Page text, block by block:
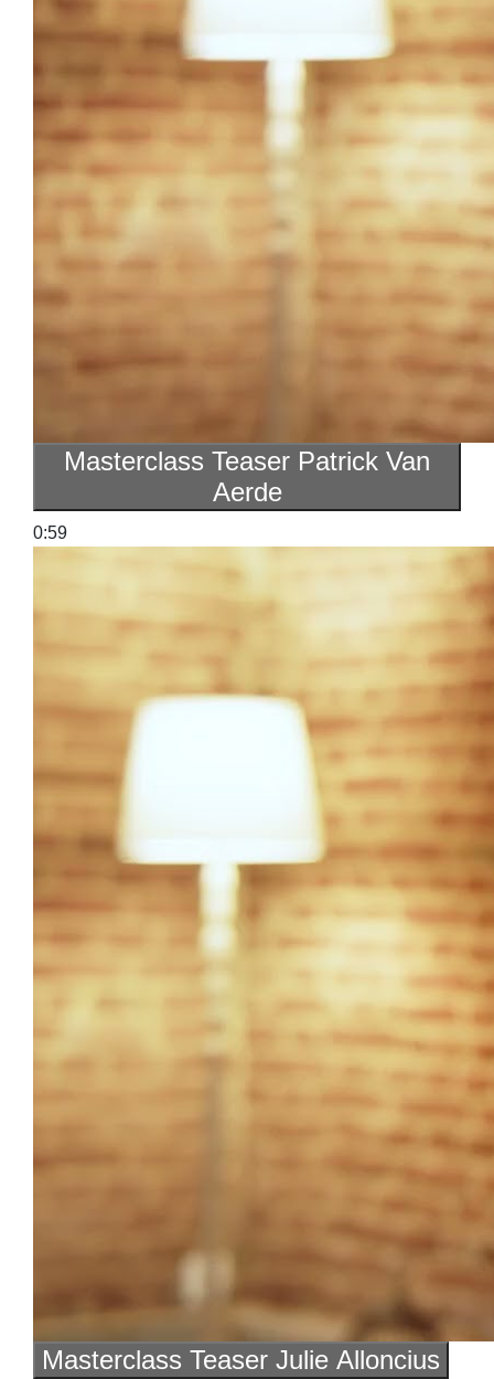
Masterclass Teaser Patrick Van
Aerde
0:59
Masterclass Teaser Julie Alloncius